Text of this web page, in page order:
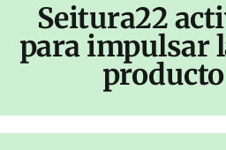
Seitura22
para impulsar